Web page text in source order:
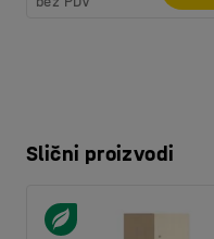
Slični proizvodi